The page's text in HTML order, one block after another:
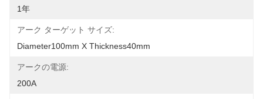
1年
アーク ターゲット サイズ:
Diameter100mm X Thickness40mm
アークの電源:
200A